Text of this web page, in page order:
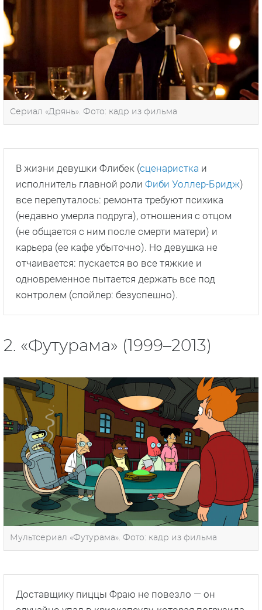
Сериал «Дрянь». Фото: кадр из фильма
В жизни девушки Флибек (сценаристка и
исполнитель главной роли Фиби Уоллер-Бридж)
все перепуталось: ремонта требуют психика
(недавно умерла подруга), отношения с отцом
(не общается с ним после смерти матери) и
карьера (ее кафе убыточно). Но девушка не
отчаивается: пускается во все тяжкие и
одновременное пытается держать все под
контролем (спойлер: безуспешно).
2. «Футурама» (1999–2013)
Мультсериал «Футурама». Фото: кадр из фильма
Доставщику пиццы Фраю не повезло — он